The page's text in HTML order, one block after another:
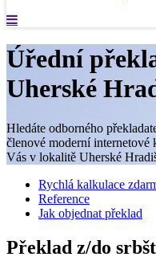
Úřední
Uherské
Hledáte odborného
členové moderní
Vás v lokalitě Uherské
Rychlá kalkulace
Reference
Jak objednat překlad
Překlad z/do